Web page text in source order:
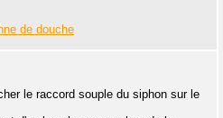
de douche
le raccord souple du siphon sur le